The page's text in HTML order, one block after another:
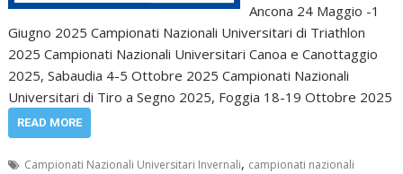
Ancona 24 Maggio -1
Giugno 2025 Campionati Nazionali Universitari di Triathlon
2025 Campionati Nazionali Universitari Canoa e Canottaggio
2025, Sabaudia 4-5 Ottobre 2025 Campionati Nazionali
Universitari di Tiro a Segno 2025, Foggia 18-19 Ottobre 2025
READ MORE
Campionati Nazionali Universitari Invernali, campionati nazionali